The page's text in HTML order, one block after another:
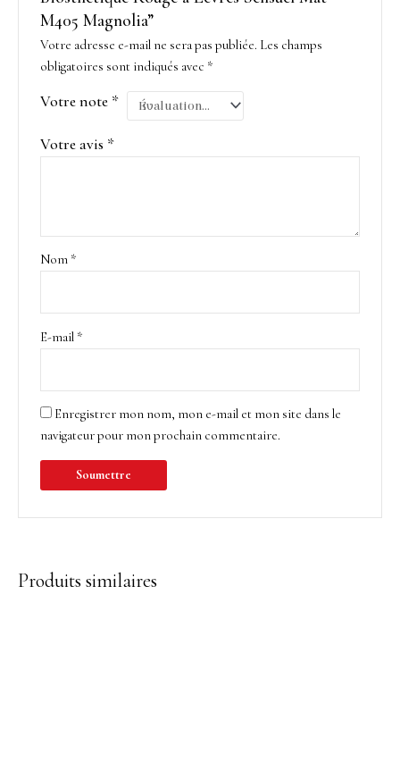
M405 Magnolia”
Votre adresse e-mail ne sera pas publiée. Les champs
obligatoires sont indiqués avec *
Votre note *
Votre avis *
Nom *
E-mail *
Enregistrer mon nom, mon e-mail et mon site dans le
navigateur pour mon prochain commentaire.
Produits similaires